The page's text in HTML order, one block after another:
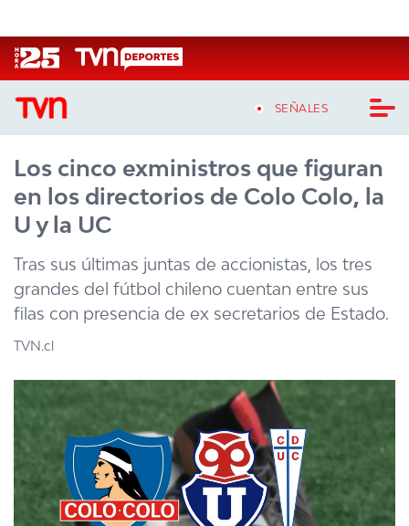
SEÑALES
CASTING MASTERCHEF CHILE
CASTING TVN VERTICAL
TVN VERTICAL
TVN PLAY
PROGRAMAS
TELESERIES
NTV
ACTUALIDAD Y TENDENCIAS
Los cinco exministros que figuran
en los directorios de Colo Colo, la
U y la UC
Tras sus últimas juntas de accionistas, los tres
grandes del fútbol chileno cuentan entre sus
filas con presencia de ex secretarios de Estado.
TVN.cl